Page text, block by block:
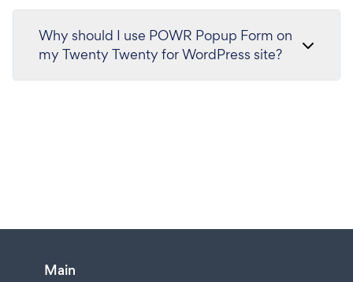
Why should I use POWR Popup Form on
my Twenty Twenty for WordPress site?
Main